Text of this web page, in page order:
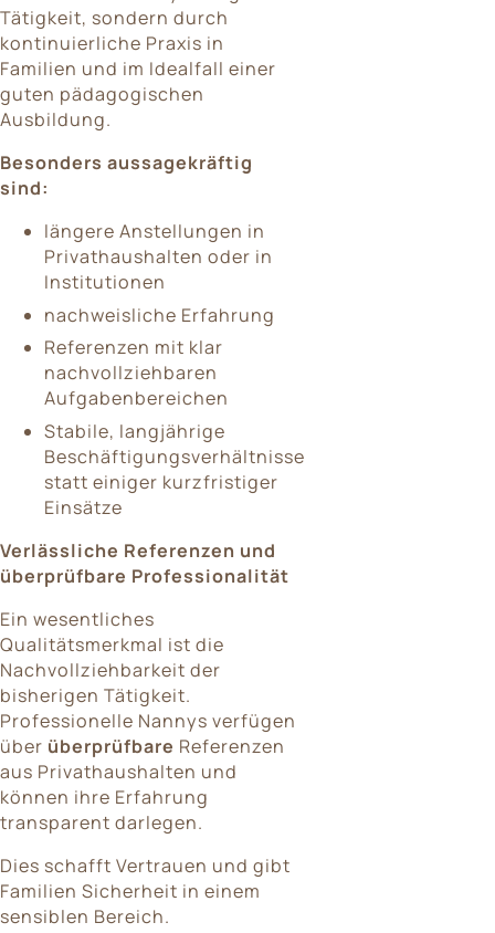
Tätigkeit, sondern durch
kontinuierliche Praxis in
Familien und im Idealfall einer
guten pädagogischen
Ausbildung.
Besonders aussagekräftig
sind:
längere Anstellungen in
Privathaushalten oder in
Institutionen
nachweisliche Erfahrung
Referenzen mit klar
nachvollziehbaren
Aufgabenbereichen
Stabile, langjährige
Beschäftigungsverhältnisse
statt einiger kurzfristiger
Einsätze
Verlässliche Referenzen und
überprüfbare Professionalität
Ein wesentliches
Qualitätsmerkmal ist die
Nachvollziehbarkeit der
bisherigen Tätigkeit.
Professionelle Nannys verfügen
über überprüfbare Referenzen
aus Privathaushalten und
können ihre Erfahrung
transparent darlegen.
Dies schafft Vertrauen und gibt
Familien Sicherheit in einem
sensiblen Bereich.